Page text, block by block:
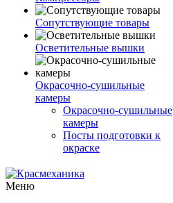
Сопутствующие товары
Осветительные вышки
Окрасочно-сушильные
камеры
Окрасочно-сушильные
камеры
Посты подготовки к
окраске
Меню